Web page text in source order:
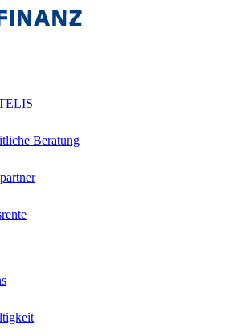
Beratung